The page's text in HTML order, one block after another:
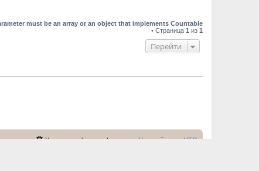
must be an array or an object that implements Countable
• Страница 1 из 1
Перейти
Часовой пояс:UTC
Удалить cookies конференции
команда